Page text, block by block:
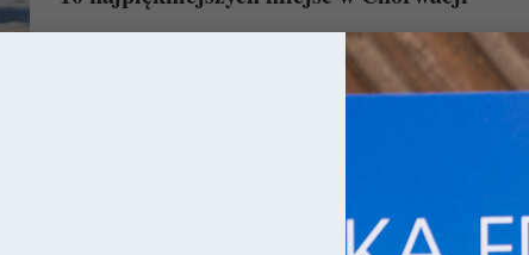
Nie ulega wątpliwości, że Chorwacja już od dekad niezmiennie
króluje w sercach naszych rodaków. Czy można się temu